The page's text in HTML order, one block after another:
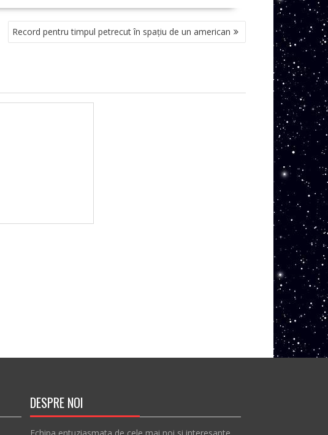
Record pentru timpul petrecut în spațiu de un american
DESPRE NOI